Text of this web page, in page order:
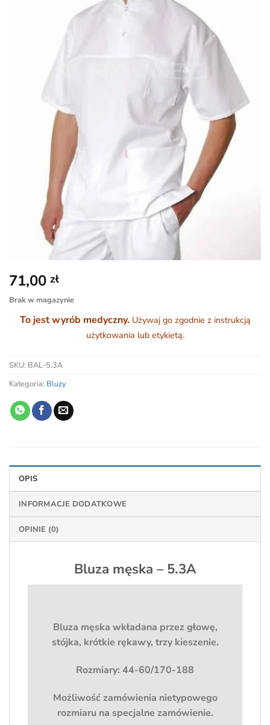
71,00 zł
Brak w magazynie
To jest wyrób medyczny. Używaj go zgodnie z instrukcją
użytkowania lub etykietą.
SKU: BAL-5.3A
Kategoria: Bluzy
OPIS
INFORMACJE DODATKOWE
OPINIE (0)
Bluza męska – 5.3A
Bluza męska wkładana przez głowę,
stójka, krótkie rękawy, trzy kieszenie.
Rozmiary: 44-60/170-188
Możliwość zamówienia nietypowego
rozmiaru na specjalne zamówienie.